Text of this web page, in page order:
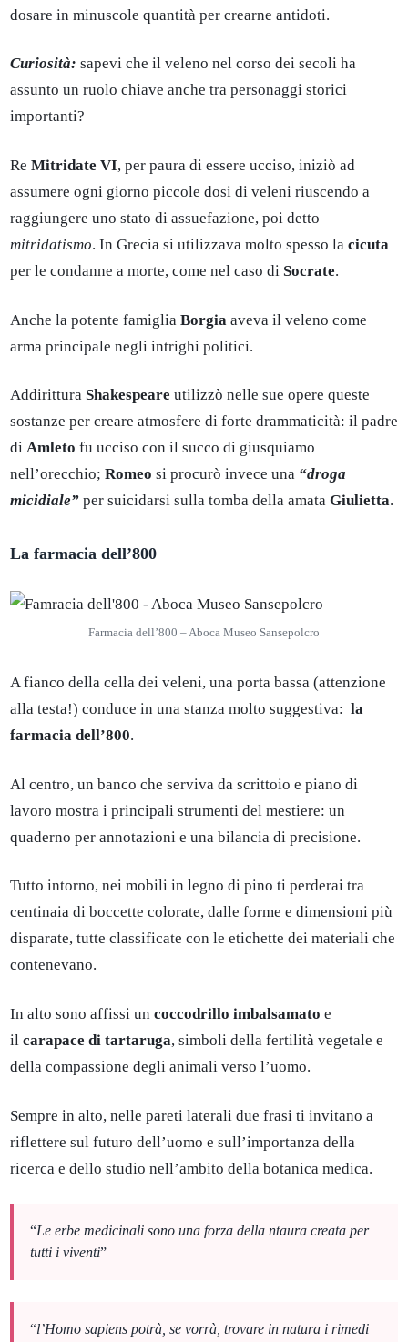
dosare in minuscole quantità per crearne antidoti.
Curiosità: sapevi che il veleno nel corso dei secoli ha
assunto un ruolo chiave anche tra personaggi storici
importanti?
Re Mitridate VI, per paura di essere ucciso, iniziò ad
assumere ogni giorno piccole dosi di veleni riuscendo a
raggiungere uno stato di assuefazione, poi detto
mitridatismo. In Grecia si utilizzava molto spesso la cicuta
per le condanne a morte, come nel caso di Socrate.
Anche la potente famiglia Borgia aveva il veleno come
arma principale negli intrighi politici.
Addirittura Shakespeare utilizzò nelle sue opere queste
sostanze per creare atmosfere di forte drammaticità: il padre
di Amleto fu ucciso con il succo di giusquiamo
nell’orecchio; Romeo si procurò invece una “droga
micidiale” per suicidarsi sulla tomba della amata Giulietta.
La farmacia dell’800
Farmacia dell’800 – Aboca Museo Sansepolcro
A fianco della cella dei veleni, una porta bassa (attenzione
alla testa!) conduce in una stanza molto suggestiva: la
farmacia dell’800.
Al centro, un banco che serviva da scrittoio e piano di
lavoro mostra i principali strumenti del mestiere: un
quaderno per annotazioni e una bilancia di precisione.
Tutto intorno, nei mobili in legno di pino ti perderai tra
centinaia di boccette colorate, dalle forme e dimensioni più
disparate, tutte classificate con le etichette dei materiali che
contenevano.
In alto sono affissi un coccodrillo imbalsamato e
il carapace di tartaruga, simboli della fertilità vegetale e
della compassione degli animali verso l’uomo.
Sempre in alto, nelle pareti laterali due frasi ti invitano a
riflettere sul futuro dell’uomo e sull’importanza della
ricerca e dello studio nell’ambito della botanica medica.
“Le erbe medicinali sono una forza della ntaura creata per
tutti i viventi”
“l’Homo sapiens potrà, se vorrà, trovare in natura i rimedi